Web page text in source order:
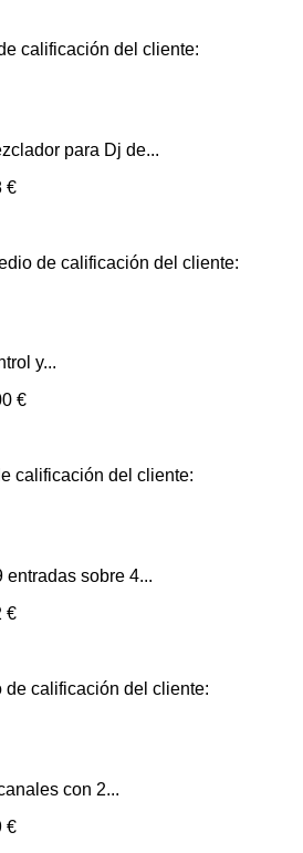
calificación del cliente:
para Dj de...
€
de calificación del cliente:
y...
€
calificación del cliente:
entradas sobre 4...
€
de calificación del cliente:
con 2...
€